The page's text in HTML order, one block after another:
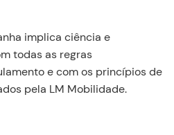
implica ciência e
todas as regras
e com os princípios de
pela LM Mobilidade.